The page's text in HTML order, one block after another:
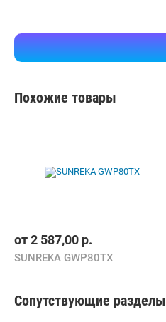
Похожие товары
от2 587,00 р.
SUNREKA GWP80TX
Сопутствующие разделы